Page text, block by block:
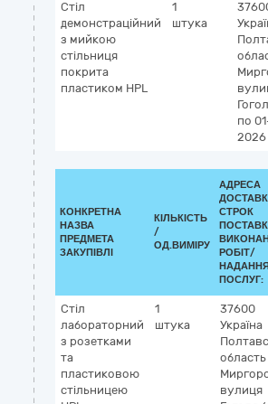
Стіл
демонстраційний
з мийкою
стільниця
покрита
пластиком HPL
1
штука
по
2026
КОНКРЕТНА
НАЗВА
ПРЕДМЕТА
ЗАКУПІВЛІ
КІЛЬКІСТЬ
/
ОД.ВИМІРУ
АДРЕСА
СТРОК
РОБІТ/
ПОСЛУГ:
Стіл
лабораторний
з розетками
та
пластиковою
стільницею
1
штука
37600
Україна
область
вулиця